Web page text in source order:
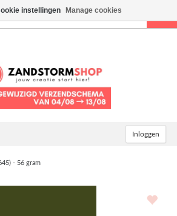
Inloggen
- 56 gram
instellingen Manage cookies